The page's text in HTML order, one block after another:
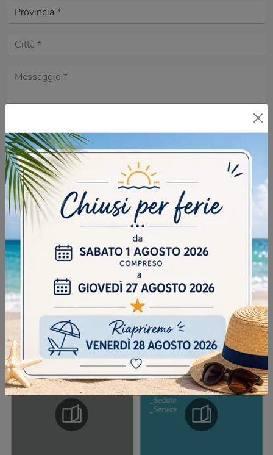
SFOGLIA I NOSTRI CATALOGHI
Acconsento all'informativa sullaPrivacy Policy
DOMANDA DI SICUREZZA
Scrivere la parola "Fragole" al singolare
INVIA